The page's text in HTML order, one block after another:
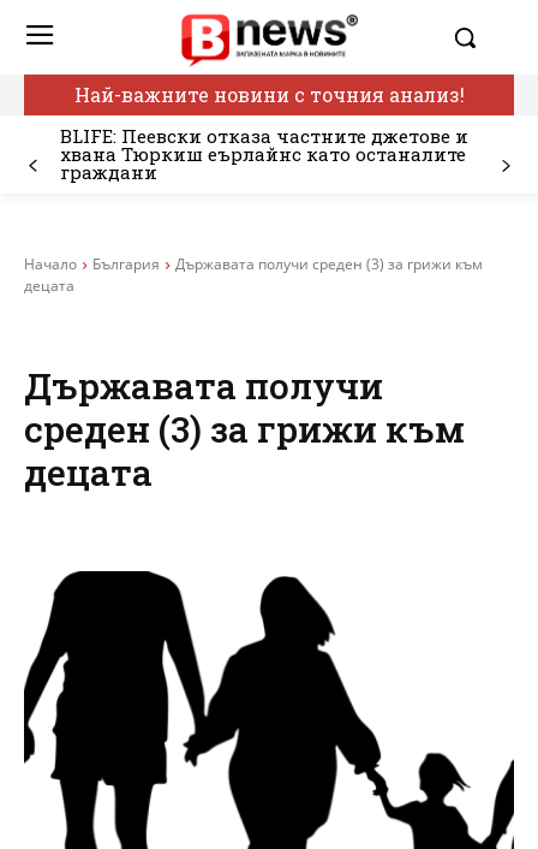
Най-важните новини с точния анализ!
BLIFE: Пеевски отказа частните джетове и
хвана Тюркиш еърлайнс като останалите
граждани
Начало България
Държавата получи среден (3) за грижи към
децата
Държавата получи
среден (3) за грижи към
децата